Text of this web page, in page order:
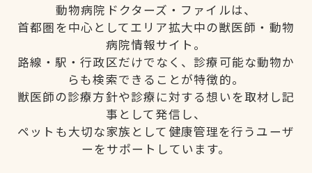
動物病院ドクターズ・ファイルは、
首都圏を中心としてエリア拡大中の獣医師・動物
病院情報サイト。
路線・駅・行政区だけでなく、診療可能な動物か
らも検索できることが特徴的。
獣医師の診療方針や診療に対する想いを取材し記
事として発信し、
ペットも大切な家族として健康管理を行うユーザ
ーをサポートしています。